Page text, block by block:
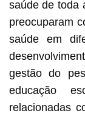
saúde de toda
preocuparam
saúde em
gestão do
educação
relacionadas